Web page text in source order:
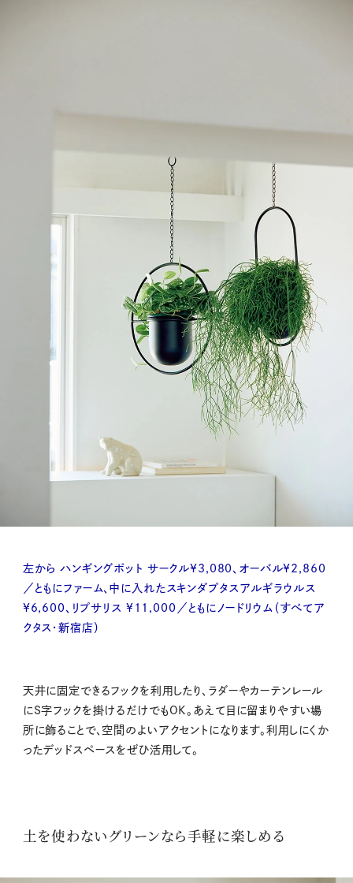
左から ハンギングポット サークル¥3,080、オーバル¥2,860
／ともにファーム、中に入れたスキンダプタスアルギラウルス
¥6,600、リプサリス ¥11,000／ともにノードリウム（すべてア
クタス・新宿店）
天井に固定できるフックを利用したり、ラダーやカーテンレール
にS字フックを掛けるだけでもOK。あえて目に留まりやすい場
所に飾ることで、空間のよいアクセントになります。利用しにくか
ったデッドスペースをぜひ活用して。
土を使わないグリーンなら手軽に楽しめる